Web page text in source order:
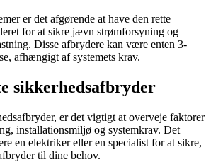
er det afgørende at have den rette
for at sikre jævn strømforsyning og
Disse afbrydere kan være enten 3-
afhængigt af systemets krav.
sikkerhedsafbryder
er det vigtigt at overveje faktorer
installationsmiljø og systemkrav. Det
en elektriker eller en specialist for at sikre,
til dine behov.